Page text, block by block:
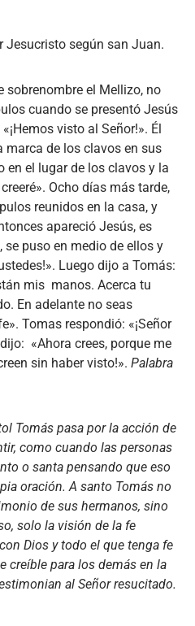
Jesucristo según san Juan.
sobrenombre el Mellizo, no
cuando se presentó Jesús
visto al Señor!». Él
marca de los clavos en sus
en el lugar de los clavos y la
Ocho días más tarde,
reunidos en la casa, y
apareció Jesús, es
puso en medio de ellos y
Luego dijo a Tomás:
mis manos. Acerca tu
En adelante no seas
Tomas respondió: «¡Señor
«Ahora crees, porque me
sin haber visto!». Palabra
Tomás pasa por la acción de
como cuando las personas
o santa pensando que eso
oración. A santo Tomás no
de sus hermanos, sino
solo la visión de la fe
Dios y todo el que tenga fe
creíble para los demás en la
al Señor resucitado.